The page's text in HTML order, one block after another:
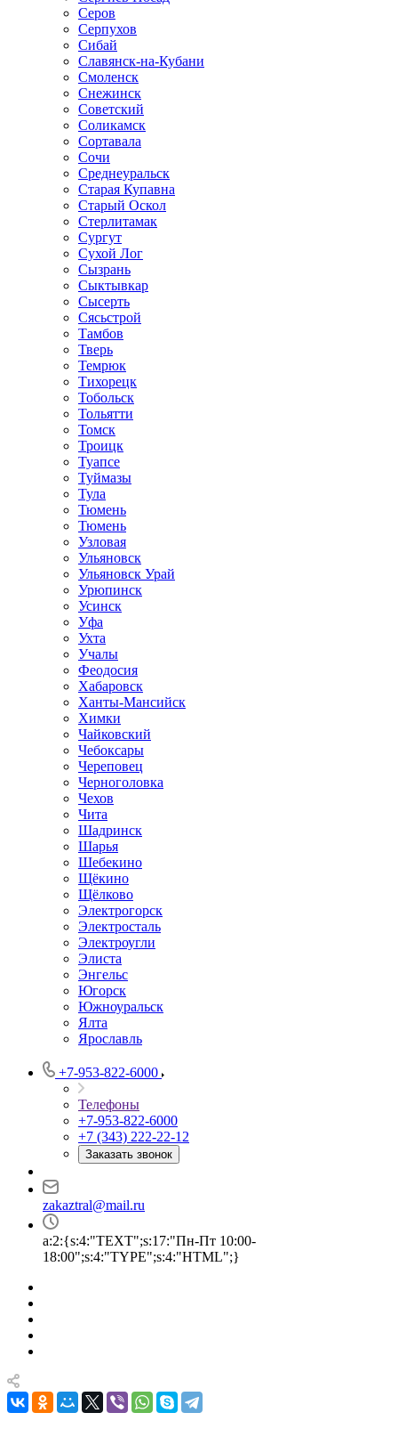
Серов
Серпухов
Сибай
Славянск-на-Кубани
Смоленск
Снежинск
Советский
Соликамск
Сортавала
Сочи
Среднеуральск
Старая Купавна
Старый Оскол
Стерлитамак
Сургут
Сухой Лог
Сызрань
Сыктывкар
Сысерть
Сясьстрой
Тамбов
Тверь
Темрюк
Тихорецк
Тобольск
Тольятти
Томск
Троицк
Туапсе
Туймазы
Тула
Тюмень
Тюмень
Узловая
Ульяновск
Ульяновск Урай
Урюпинск
Усинск
Уфа
Ухта
Учалы
Феодосия
Хабаровск
Ханты-Мансийск
Химки
Чайковский
Чебоксары
Череповец
Черноголовка
Чехов
Чита
Шадринск
Шарья
Шебекино
Щёкино
Щёлково
Электрогорск
Электросталь
Электроугли
Элиста
Энгельс
Югорск
Южноуральск
Ялта
Ярославль
+7-953-822-6000
Телефоны
+7-953-822-6000
+7 (343) 222-22-12
Заказать звонок
zakaztral@mail.ru
a:2:{s:4:"TEXT";s:17:"Пн-Пт 10:00-
18:00";s:4:"TYPE";s:4:"HTML";}